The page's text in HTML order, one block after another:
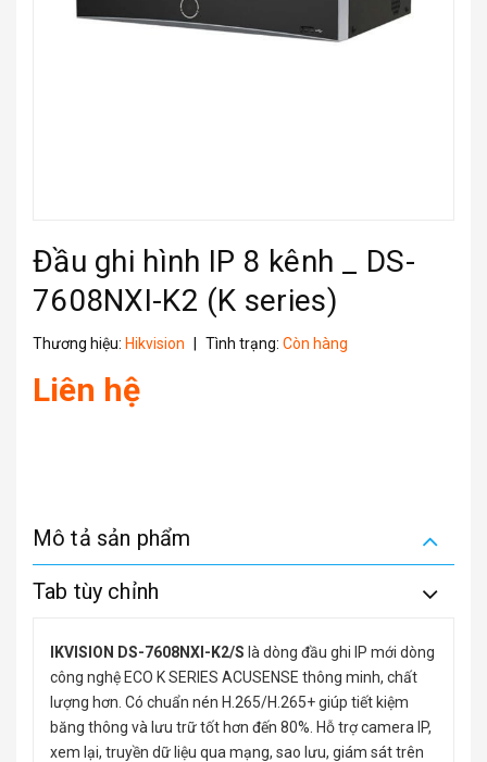
Đầu ghi hình IP 8 kênh _ DS-
7608NXI-K2 (K series)
Thương hiệu: Hikvision Tình trạng: Còn hàng
Liên hệ
Mô tả sản phẩm
Tab tùy chỉnh
IKVISION DS-7608NXI-K2/S là dòng đầu ghi IP mới dòng
công nghệ ECO K SERIES ACUSENSE thông minh, chất
lượng hơn. Có chuẩn nén H.265/H.265+ giúp tiết kiệm
băng thông và lưu trữ tốt hơn đến 80%. Hỗ trợ camera IP,
xem lại, truyền dữ liệu qua mạng, sao lưu, giám sát trên